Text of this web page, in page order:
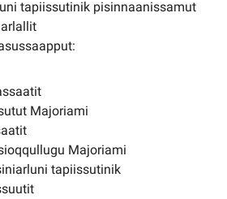
tapiissutinik pisinnaanissamut
Majoriami
Majoriami
tapiissutinik